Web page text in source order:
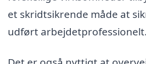
et skridtsikrende måde at
udført arbejdetprofessionelt.